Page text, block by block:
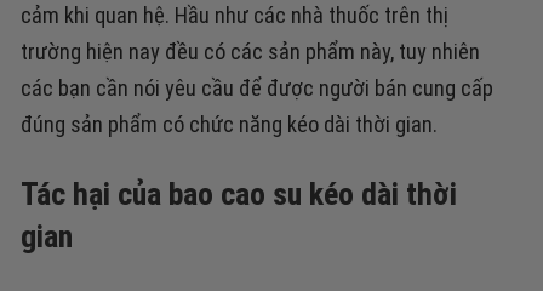
cảm khi quan hệ. Hầu như các nhà thuốc trên thị
trường hiện nay đều có các sản phẩm này, tuy nhiên
các bạn cần nói yêu cầu để được người bán cung cấp
đúng sản phẩm có chức năng kéo dài thời gian.
Tác hại của bao cao su kéo dài thời
gian